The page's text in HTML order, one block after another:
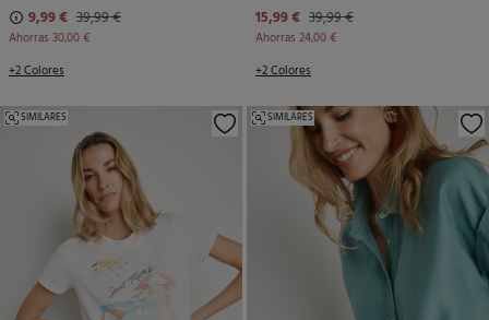
9,99 € 39,99 €
Ahorras 30,00 €
+2 Colores
15,99 € 39,99 €
Ahorras 24,00 €
+2 Colores
SIMILARES SIMILARES